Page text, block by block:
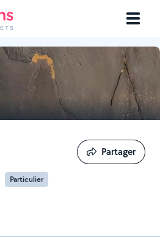
Particulier
Partager
Partager